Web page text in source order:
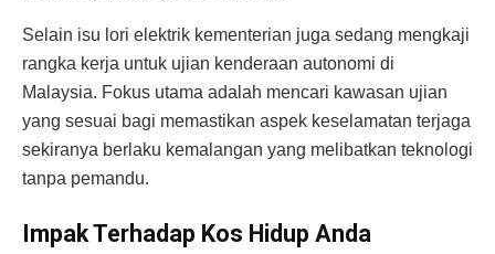
Selain isu lori elektrik kementerian juga sedang mengkaji
rangka kerja untuk ujian kenderaan autonomi di
Malaysia. Fokus utama adalah mencari kawasan ujian
yang sesuai bagi memastikan aspek keselamatan terjaga
sekiranya berlaku kemalangan yang melibatkan teknologi
tanpa pemandu.
Impak Terhadap Kos Hidup Anda